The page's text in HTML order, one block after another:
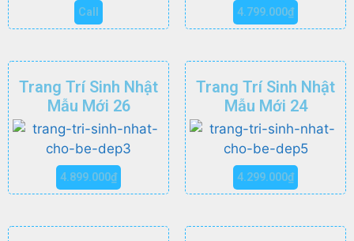
Call 4.799.000₫
Trang Trí Sinh Nhật
Mẫu Mới 26
4.899.000₫
Trang Trí Sinh Nhật
Mẫu Mới 24
4.299.000₫